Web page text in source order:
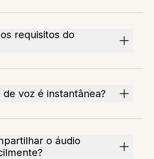
requisitos do
voz é instantânea?
o áudio